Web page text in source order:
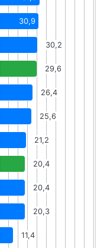
30,9
30,2
29,6
26,4
25,6
21,2
20,4
20,4
20,3
11,4